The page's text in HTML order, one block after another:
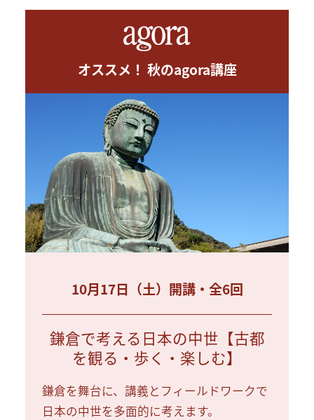
オススメ！ 秋のagora講座
10月17日（土）開講・全6回
鎌倉で考える日本の中世【古都
を観る・歩く・楽しむ】
鎌倉を舞台に、講義とフィールドワークで
日本の中世を多面的に考えます。